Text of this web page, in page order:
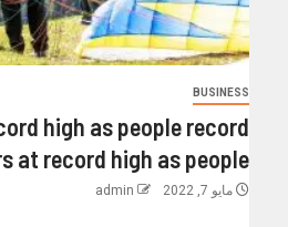
BUSINESS
high as people record
at record high as people
مايو 7, 2022 admin